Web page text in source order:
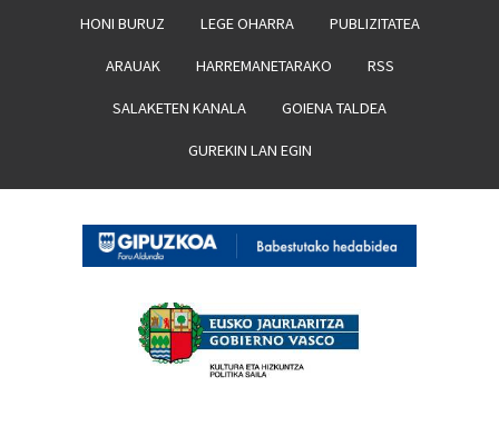
HONI BURUZ LEGE OHARRA PUBLIZITATEA
ARAUAK HARREMANETARAKO RSS
SALAKETEN KANALA GOIENA TALDEA
GUREKIN LAN EGIN